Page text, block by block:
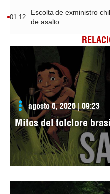
01:12
Escolta de exministro
de asalto
agosto 6, 2026 | 09:23
Mitos del folclore